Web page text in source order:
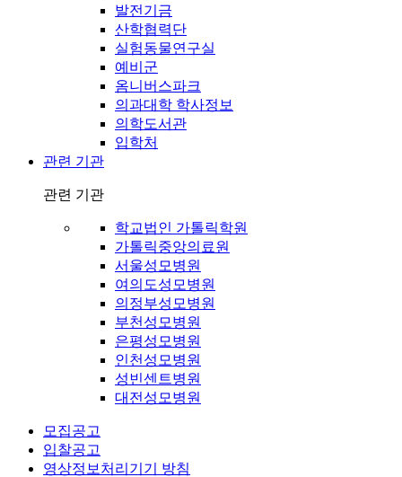
발전기금
산학협력단
실험동물연구실
예비군
옴니버스파크
의과대학 학사정보
의학도서관
입학처
관련 기관
관련 기관
학교법인 가톨릭학원
가톨릭중앙의료원
서울성모병원
여의도성모병원
의정부성모병원
부천성모병원
은평성모병원
인천성모병원
성빈센트병원
대전성모병원
모집공고
입찰공고
영상정보처리기기 방침